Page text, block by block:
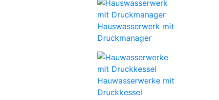
Hauswasserwerk mit
Druckmanager
Hauwasserwerke mit
Druckkessel